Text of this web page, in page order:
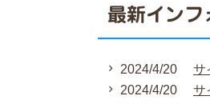
最新インフ
2024/4/20
サ
2024/4/20
サ